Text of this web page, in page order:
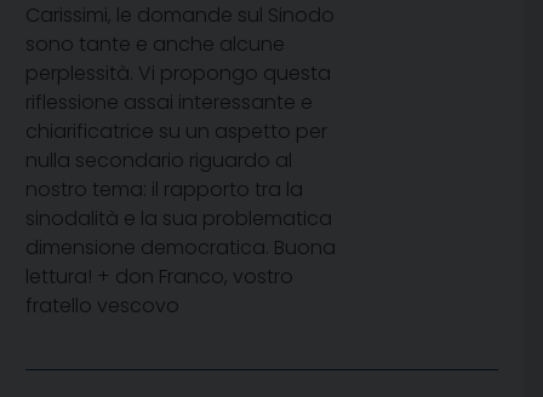
Carissimi, le domande sul Sinodo
sono tante e anche alcune
perplessità. Vi propongo questa
riflessione assai interessante e
chiarificatrice su un aspetto per
nulla secondario riguardo al
nostro tema: il rapporto tra la
sinodalità e la sua problematica
dimensione democratica. Buona
lettura! + don Franco, vostro
fratello vescovo